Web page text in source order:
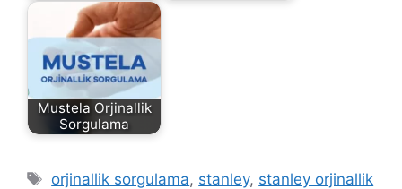
Mustela Orjinallik
Sorgulama
Etiketler
orjinallik sorgulama, stanley, stanley orjinallik